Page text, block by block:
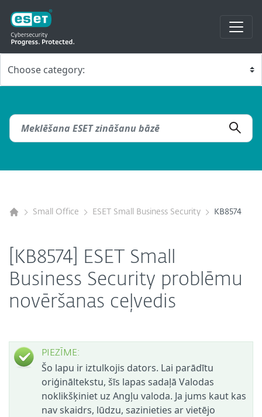
Small Office ESET Small Business Security KB8574
[KB8574] ESET Small
Business Security problēmu
novēršanas ceļvedis
PIEZĪME:
Šo lapu ir iztulkojis dators. Lai parādītu
oriģināltekstu, šīs lapas sadaļā Valodas
noklikšķiniet uz Angļu valoda. Ja jums kaut kas
nav skaidrs, lūdzu, sazinieties ar vietējo